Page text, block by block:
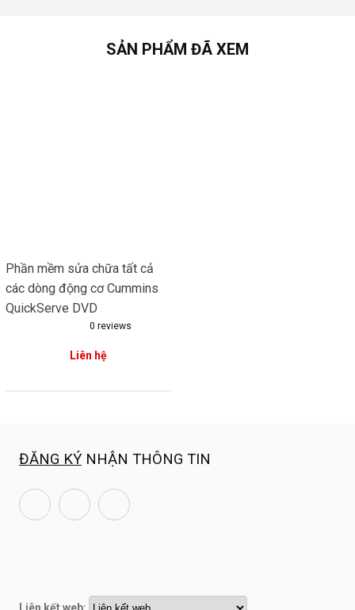
SẢN PHẨM ĐÃ XEM
Phần mềm sửa chữa tất cả
các dòng động cơ Cummins
QuickServe DVD
0 reviews
Liên hệ
ĐĂNG KÝ NHẬN THÔNG TIN